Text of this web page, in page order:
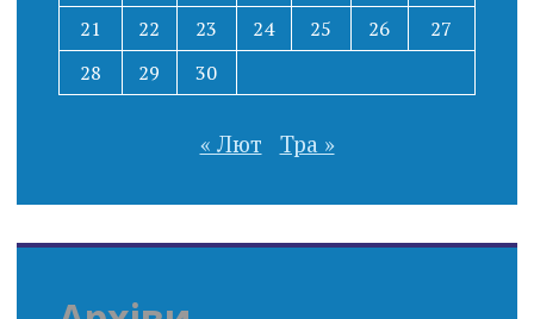
21
22 23 24 25 26
27
28
29 30
« Лют Тра »